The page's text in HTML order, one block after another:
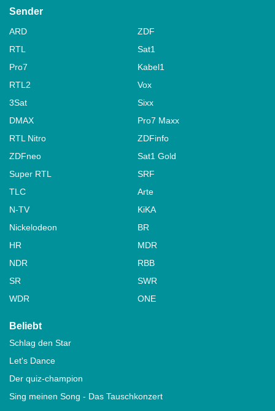
Sender
ARD
ZDF
RTL
Sat1
Pro7
Kabel1
RTL2
Vox
3Sat
Sixx
DMAX
Pro7 Maxx
RTL Nitro
ZDFinfo
ZDFneo
Sat1 Gold
Super RTL
SRF
TLC
Arte
N-TV
KiKA
Nickelodeon
BR
HR
MDR
NDR
RBB
SR
SWR
WDR
ONE
Beliebt
Schlag den Star
Let's Dance
Der quiz-champion
Sing meinen Song - Das Tauschkonzert